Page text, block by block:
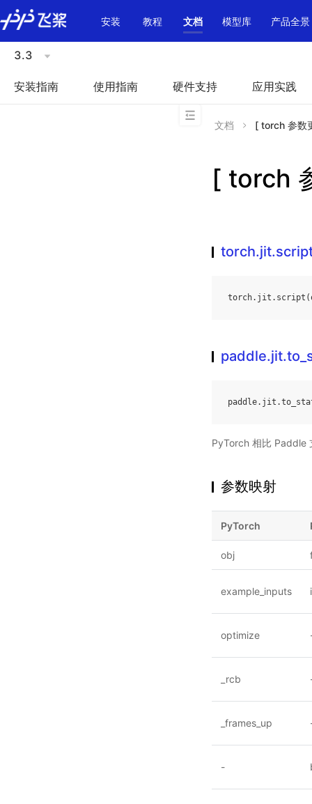
\u200E
安装
教程 文档 模型库 产品全景
3.3
安装指南 使用指南 硬件支持 应用实践
文档 [ torch 参数
[ torch
torch. jit . script (
paddle. jit .
PyTorch 相比 Paddle
参数映射
PyTorch
obj
example_inputs
optimize
_rcb
_frames_up
-